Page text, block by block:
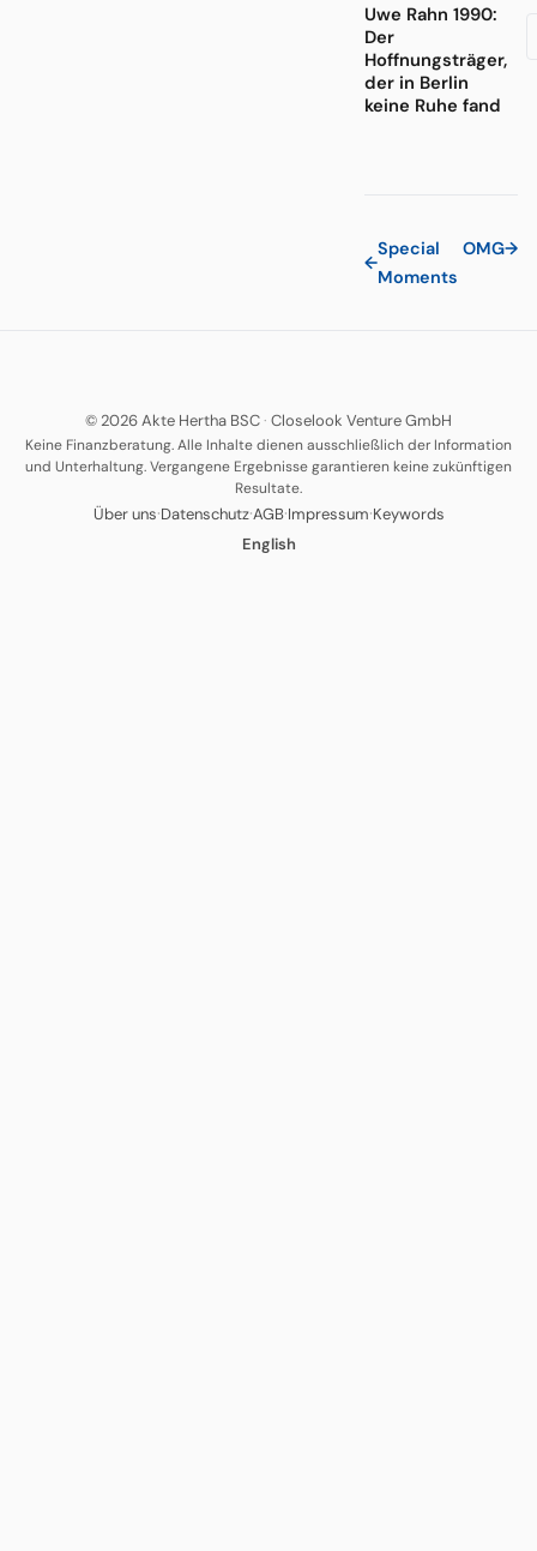
Uwe Rahn 1990:
Der
Hoffnungsträger,
der in Berlin
keine Ruhe fand
←
Special
Moments
OMG→
© 2026 Akte Hertha BSC· Closelook Venture GmbH
Keine Finanzberatung. Alle Inhalte dienen ausschließlich der Information
und Unterhaltung. Vergangene Ergebnisse garantieren keine zukünftigen
Resultate.
Über uns·Datenschutz·AGB·Impressum·Keywords
English